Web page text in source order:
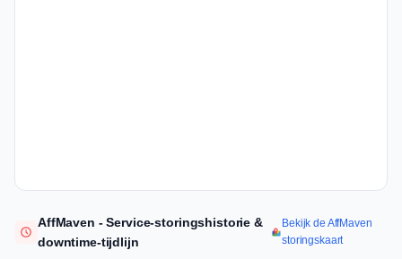
AffMaven - Service-storingshistorie &
downtime-tijdlijn
Bekijk de AffMaven
storingskaart